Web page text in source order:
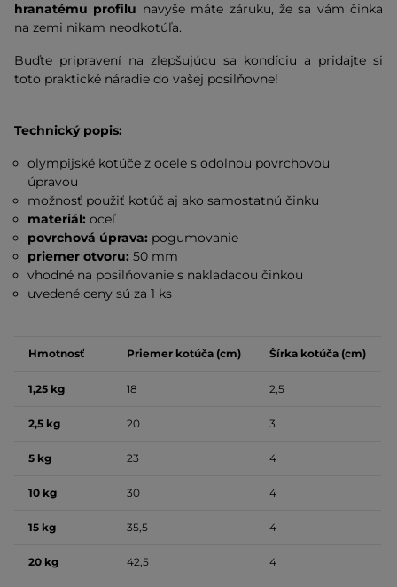
hranatému profilu navyše máte záruku, že sa vám činka
na zemi nikam neodkotúľa.
Buďte pripravení na zlepšujúcu sa kondíciu a pridajte si
toto praktické náradie do vašej posilňovne!
Technický popis:
olympijské kotúče z ocele s odolnou povrchovou
úpravou
možnosť použiť kotúč aj ako samostatnú činku
materiál: oceľ
povrchová úprava: pogumovanie
priemer otvoru: 50 mm
vhodné na posilňovanie s nakladacou činkou
uvedené ceny sú za 1 ks
Hmotnosť Priemer kotúča (cm) Šírka kotúča (cm)
1,25 kg 18 2,5
2,5 kg 20 3
5 kg 23 4
10 kg 30 4
15 kg 35,5 4
20 kg 42,5 4